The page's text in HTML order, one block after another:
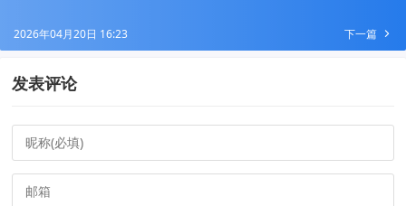
下一篇
2026年04月20日 16:23
发表评论